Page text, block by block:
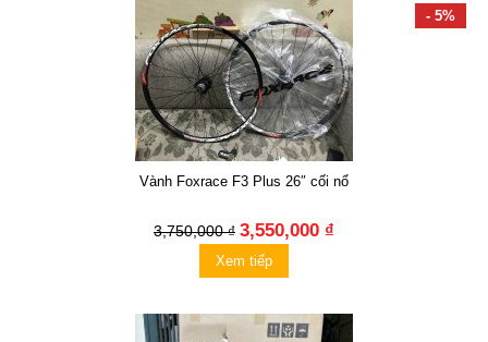
- 5%
Vành Foxrace F3 Plus 26″ cối nổ
3,750,000 ₫ 3,550,000 ₫
Xem tiếp